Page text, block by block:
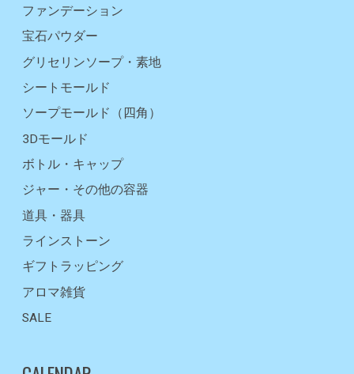
ファンデーション
宝石パウダー
グリセリンソープ・素地
シートモールド
ソープモールド（四角）
3Dモールド
ボトル・キャップ
ジャー・その他の容器
道具・器具
ラインストーン
ギフトラッピング
アロマ雑貨
SALE